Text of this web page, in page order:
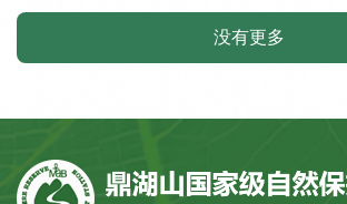
没有更多